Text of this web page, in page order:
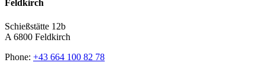
Feldkirch
Schießstätte 12b
A 6800 Feldkirch
Phone: +43 664 100 82 78